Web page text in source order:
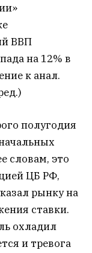
ВВП
на 12% в
к анал.
полугодия
словам, это
ЦБ РФ,
рынку на
ставки.
охладил
и тревога